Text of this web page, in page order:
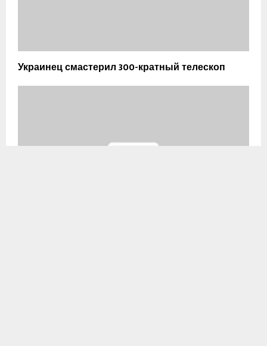
Украинец смастерил 300-кратный телескоп